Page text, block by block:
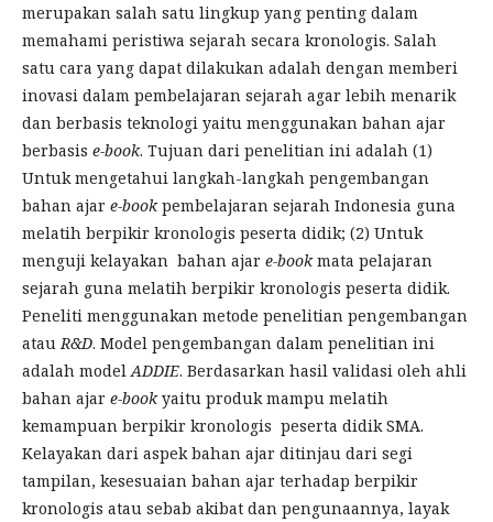
merupakan salah satu lingkup yang penting dalam
memahami peristiwa sejarah secara kronologis. Salah
satu cara yang dapat dilakukan adalah dengan memberi
inovasi dalam pembelajaran sejarah agar lebih menarik
dan berbasis teknologi yaitu menggunakan bahan ajar
berbasis e-book. Tujuan dari penelitian ini adalah (1)
Untuk mengetahui langkah-langkah pengembangan
bahan ajar e-bookpembelajaran sejarah Indonesia guna
melatih berpikir kronologis peserta didik; (2) Untuk
menguji kelayakan bahan ajar e-bookmata pelajaran
sejarah guna melatih berpikir kronologis peserta didik.
Peneliti menggunakan metode penelitian pengembangan
atauR&D. Model pengembangan dalam penelitian ini
adalah modelADDIE. Berdasarkan hasil validasi oleh ahli
bahan ajar e-bookyaitu produk mampu melatih
kemampuan berpikir kronologis peserta didik SMA.
Kelayakan dari aspek bahan ajar ditinjau dari segi
tampilan, kesesuaian bahan ajar terhadap berpikir
kronologis atau sebab akibat dan pengunaannya, layak